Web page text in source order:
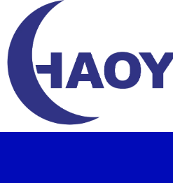
para
conteúdo